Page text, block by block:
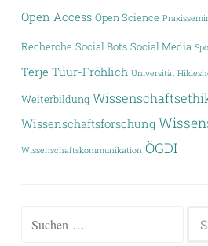
Open Access Open Science
Recherche Social Bots Social Media
Terje Tüür-Fröhlich Universität
Weiterbildung
Wissenschaftsforschung
Wissenschaftskommunikation ÖGDI
Suchen